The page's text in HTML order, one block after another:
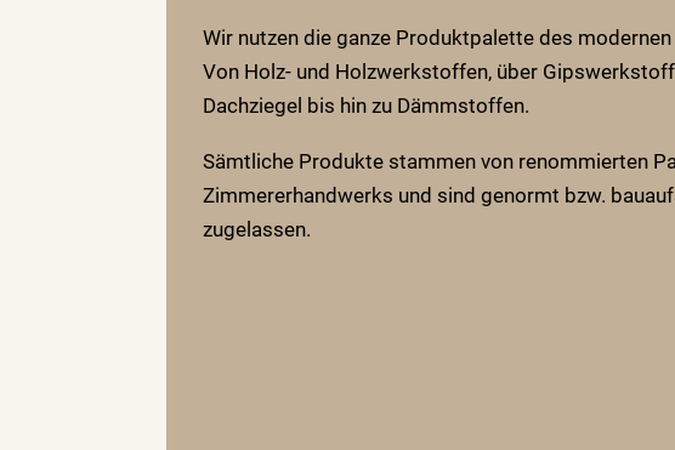
Wir nutzen die ganze Produktpalette des
Von Holz- und Holzwerkstoffen, über
Dachziegel bis hin zu Dämmstoffen.
Sämtliche Produkte stammen von renommierten
Zimmererhandwerks und sind genormt bzw.
zugelassen.